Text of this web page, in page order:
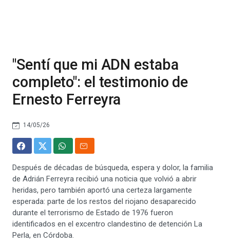
"Sentí que mi ADN estaba
completo": el testimonio de
Ernesto Ferreyra
14/05/26
Después de décadas de búsqueda, espera y dolor, la familia
de Adrián Ferreyra recibió una noticia que volvió a abrir
heridas, pero también aportó una certeza largamente
esperada: parte de los restos del riojano desaparecido
durante el terrorismo de Estado de 1976 fueron
identificados en el excentro clandestino de detención La
Perla, en Córdoba.